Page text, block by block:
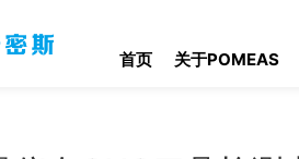
首页 关于POMEAS